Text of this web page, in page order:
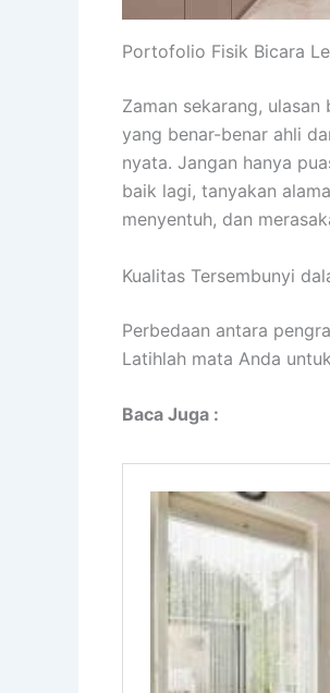
Portofolio Fisik Bicara
Zaman sekarang,
yang benar-benar ahli
nyata. Jangan hanya
baik lagi, tanyakan
menyentuh, dan
Kualitas Tersembunyi
Perbedaan antara
Latihlah mata Anda
Baca Juga :